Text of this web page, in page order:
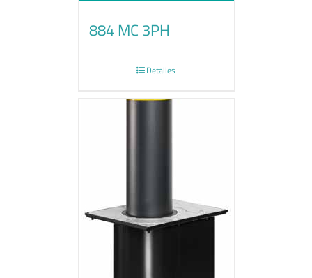
884 MC 3PH
Detalles